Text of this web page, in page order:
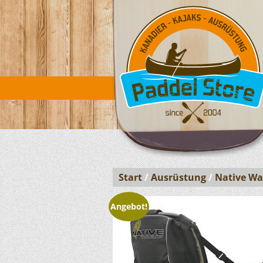
Start/ Ausrüstung/ Native
Angebot!